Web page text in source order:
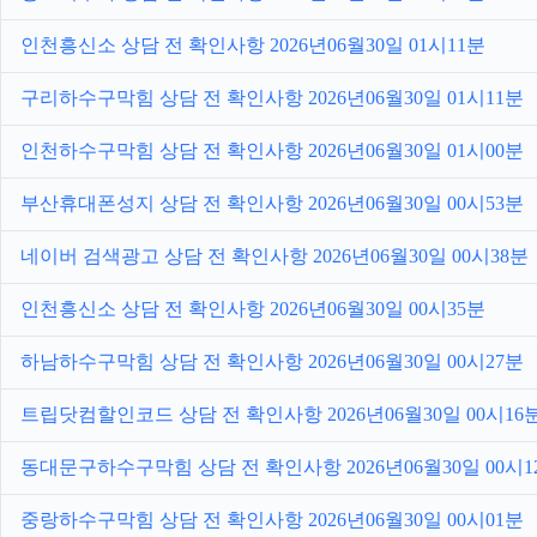
인천흥신소 상담 전 확인사항 2026년06월30일 01시11분
구리하수구막힘 상담 전 확인사항 2026년06월30일 01시11분
인천하수구막힘 상담 전 확인사항 2026년06월30일 01시00분
부산휴대폰성지 상담 전 확인사항 2026년06월30일 00시53분
네이버 검색광고 상담 전 확인사항 2026년06월30일 00시38분
인천흥신소 상담 전 확인사항 2026년06월30일 00시35분
하남하수구막힘 상담 전 확인사항 2026년06월30일 00시27분
트립닷컴할인코드 상담 전 확인사항 2026년06월30일 00시16
동대문구하수구막힘 상담 전 확인사항 2026년06월30일 00시
중랑하수구막힘 상담 전 확인사항 2026년06월30일 00시01분